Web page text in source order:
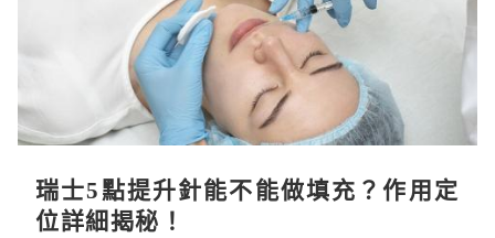
瑞士5點提升針能不能做填充？作用定
位詳細揭秘！